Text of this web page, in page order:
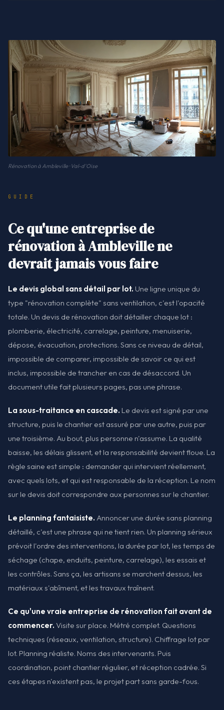
Rénovation à Ambleville · Val-d'Oise
GUIDE
Ce qu'une entreprise de
rénovation à Ambleville ne
devrait jamais vous faire
Le devis global sans détail par lot. Une ligne unique du
type "rénovation complète" sans ventilation, c'est l'opacité
totale. Un devis de rénovation doit détailler chaque lot :
plomberie, électricité, carrelage, peinture, menuiserie,
dépose, évacuation, protections. Sans ce niveau de détail,
impossible de comparer, impossible de savoir ce qui est
inclus, impossible de trancher en cas de désaccord. Un
document utile fait plusieurs pages, pas une phrase.
La sous-traitance en cascade. Le devis est signé par une
structure, puis le chantier est assuré par une autre, puis par
une troisième. Au bout, plus personne n'assume. La qualité
baisse, les délais glissent, et la responsabilité devient floue. La
règle saine est simple : demander qui intervient réellement,
avec quels lots, et qui est responsable de la réception. Le nom
sur le devis doit correspondre aux personnes sur le chantier.
Le planning fantaisiste. Annoncer une durée sans planning
détaillé, c'est une phrase qui ne tient rien. Un planning sérieux
prévoit l'ordre des interventions, la durée par lot, les temps de
séchage (chape, enduits, peinture, carrelage), les essais et
les contrôles. Sans ça, les artisans se marchent dessus, les
matériaux s'abîment, et les travaux traînent.
Ce qu'une vraie entreprise de rénovation fait avant de
commencer. Visite sur place. Métré complet. Questions
techniques (réseaux, ventilation, structure). Chiffrage lot par
lot. Planning réaliste. Noms des intervenants. Puis
coordination, point chantier régulier, et réception cadrée. Si
ces étapes n'existent pas, le projet part sans garde-fous.